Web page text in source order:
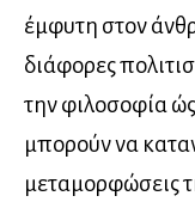
έμφυτη στον
διάφορες
την φιλοσοφία
μπορούν να
μεταμορφώσεις